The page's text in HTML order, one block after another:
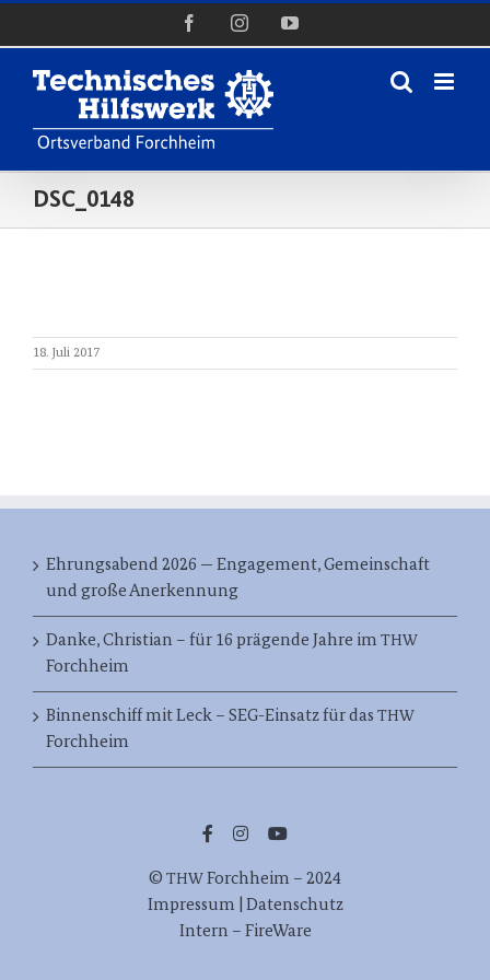
FacebookInstagramYouTube
DSC_0148
18. Juli 2017
Ehrungsabend 2026 — Engagement, Gemeinschaft
und große Anerkennung
Danke, Christian – für 16 prägende Jahre im THW
Forchheim
Binnenschiff mit Leck – SEG-Einsatz für das THW
Forchheim
© THW Forch­heim – 2024
Impres­sum | Datenschutz
Intern – FireWare